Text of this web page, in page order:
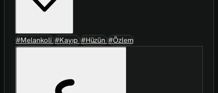
#Melankoli#Kayıp#Hüzün#Özlem